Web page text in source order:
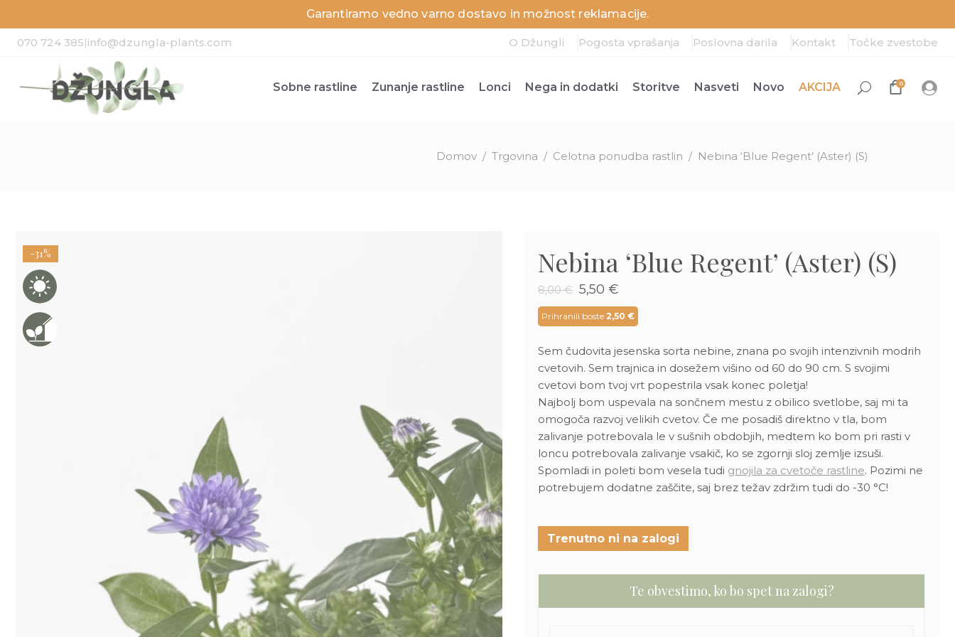
Garantiramo vedno varno dostavo in možnost reklamacije.
070 724 385|info@dzungla-plants.com O Džungli Pogosta vprašanja Poslovna darila Kontakt Točke zvestobe
Sobne rastline Zunanje rastline Lonci Nega in dodatki Storitve Nasveti Novo AKCIJA 0
Domov / Trgovina / Celotna ponudba rastlin / Nebina ‘Blue Regent’ (Aster) (S)
-31% Nebina ‘Blue Regent’ (Aster) (S)
8,00€ Izvirna
cena
je
bila:
8,00 €.
5,50 €
cena
je:
5,50 €.
Prihranili boste 2,50 €
Sem čudovita jesenska sorta nebine, znana po svojih intenzivnih modrih
cvetovih. Sem trajnica in dosežem višino od 60 do 90 cm. S svojimi
cvetovi bom tvoj vrt popestrila vsak konec poletja!
Najbolj bom uspevala na sončnem mestu z obilico svetlobe, saj mi ta
omogoča razvoj velikih cvetov. Če me posadiš direktno v tla, bom
zalivanje potrebovala le v sušnih obdobjih, medtem ko bom pri rasti v
loncu potrebovala zalivanje vsakič, ko se zgornji sloj zemlje izsuši.
Spomladi in poleti bom vesela tudi gnojila za cvetoče rastline. Pozimi ne
potrebujem dodatne zaščite, saj brez težav zdržim tudi do -30 °C!
Trenutno ni na zalogi
Te obvestimo, ko bo spet na zalogi?